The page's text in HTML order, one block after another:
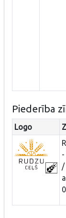
Piederība
Logo
-
/